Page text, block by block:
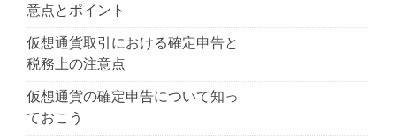
意点とポイント
仮想通貨取引における確定申告と
税務上の注意点
仮想通貨の確定申告について知っ
ておこう